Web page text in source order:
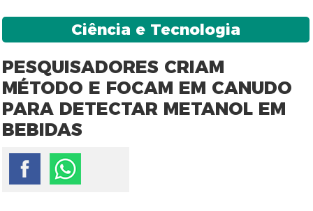
Ciência e Tecnologia
PESQUISADORES CRIAM
MÉTODO E FOCAM EM CANUDO
PARA DETECTAR METANOL EM
BEBIDAS